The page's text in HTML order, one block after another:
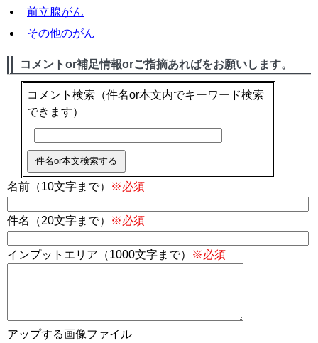
前立腺がん
その他のがん
コメントor補足情報orご指摘あればをお願いします。
コメント検索 （件名or本文内でキーワード検索
できます）
名前（10文字まで） ※必須
件名（20文字まで） ※必須
インプットエリア（1000文字まで） ※必須
アップする画像ファイル